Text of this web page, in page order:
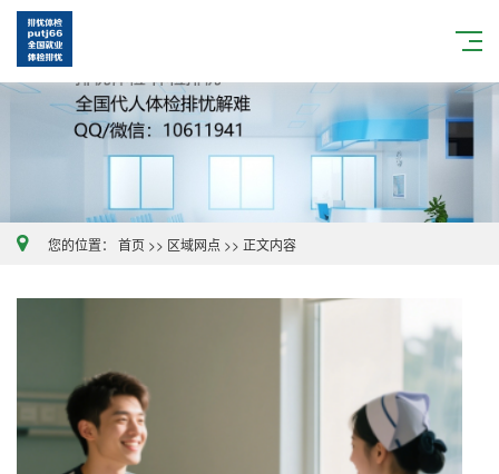
您的位置： 首页 >> 区域网点 >> 正文内容